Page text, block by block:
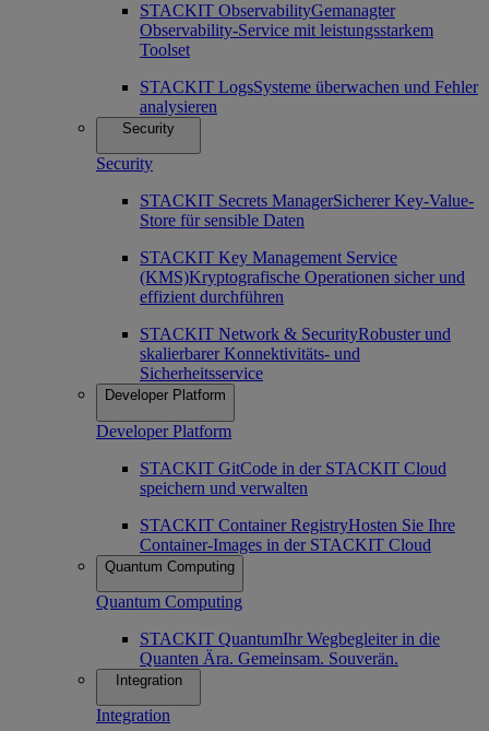
STACKIT ObservabilityGemanagter
Observability-Service mit leistungsstarkem
Toolset
STACKIT LogsSysteme überwachen und Fehler
analysieren
Security
Security
STACKIT Secrets ManagerSicherer Key-Value-
Store für sensible Daten
STACKIT Key Management Service
(KMS)Kryptografische Operationen sicher und
effizient durchführen
STACKIT Network & SecurityRobuster und
skalierbarer Konnektivitäts- und
Sicherheitsservice
Developer Platform
Developer Platform
STACKIT GitCode in der STACKIT Cloud
speichern und verwalten
STACKIT Container RegistryHosten Sie Ihre
Container-Images in der STACKIT Cloud
Quantum Computing
Quantum Computing
STACKIT QuantumIhr Wegbegleiter in die
Quanten Ära. Gemeinsam. Souverän.
Integration
Integration